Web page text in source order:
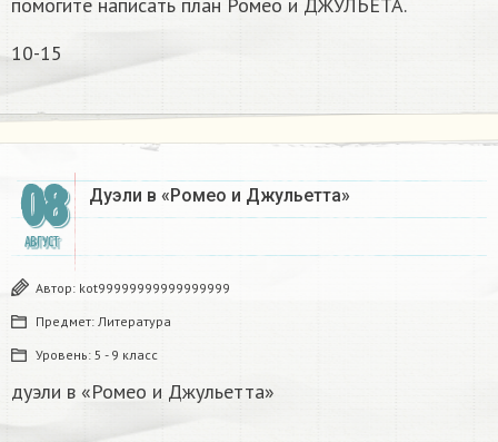
помогите написать план Ромео и ДЖУЛЬЕТА.
10-15
08
АВГУСТ
Дуэли в «Ромео и Джульетта» ​
Автор: kot99999999999999999
Предмет: Литература
Уровень: 5 - 9 класс
дуэли в «Ромео и Джульетта»